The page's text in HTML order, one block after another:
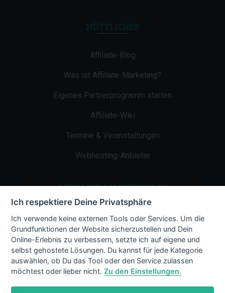
Affiliate-Blog
Was ist Affiliate-Marketing?
Eigenes Partnerprogramm starten
Affiliate-Wiki
Termine & Veranstaltungen
Webhosting-Anbieter
AFFILIATE-MARKETING.DE
Impressum
Kontakt
Datenschutz
Ich respektiere Deine Privatsphäre
Ich verwende keine externen Tools oder Services. Um die
Grundfunktionen der Website sicherzustellen und Dein
Online-Erlebnis zu verbessern, setzte ich auf eigene und
selbst gehostete Lösungen. Du kannst für jede Kategorie
auswählen, ob Du das Tool oder den Service zulassen
möchtest oder lieber nicht.Zu den Einstellungen.